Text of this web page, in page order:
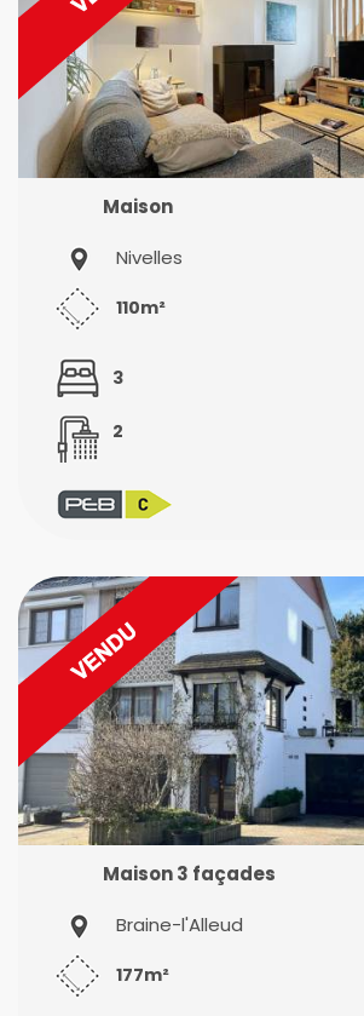
Maison
Nivelles
110m²
3
2
Maison 3 façades
Braine-l'Alleud
177m²